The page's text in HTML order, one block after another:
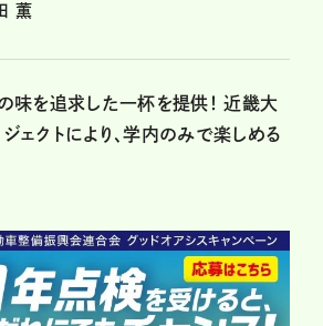
薫
味を追求した一杯を提供！ 近畿大
ェクトにより、学内のみで楽しめる